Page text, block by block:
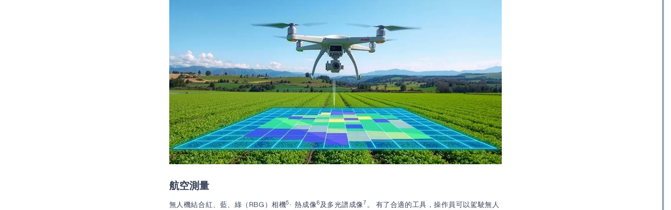
航空測量
無人機結合紅、藍、綠（RBG）相機5、熱成像6及多光譜成像7 。 有了合適的工具，操作員可以駕駛無人